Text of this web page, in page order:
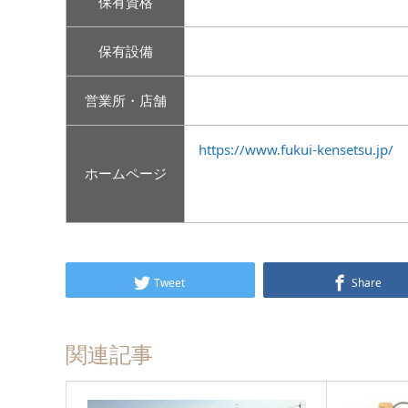
保有設備
営業所・店舗
ホームページ
https://www.fukui-kensetsu.jp/
Tweet Share
関連記事